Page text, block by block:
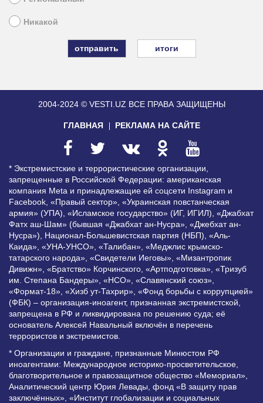
Никакой
итоги
2004-2024 © VESTI.UZ ВСЕ ПРАВА ЗАЩИЩЕНЫ
ГЛАВНАЯ РЕКЛАМА НА САЙТЕ
* Экстремистские и террористические организации,
запрещенные в Российской Федерации: американская
компания Meta и принадлежащие ей соцсети Instagram и
Facebook, «Правый сектор», «Украинская повстанческая
армия» (УПА), «Исламское государство» (ИГ, ИГИЛ), «Джабхат
Фатх аш-Шам» (бывшая «Джабхат ан-Нусра», «Джебхат ан-
Нусра»), Национал-Большевистская партия (НБП), «Аль-
Каида», «УНА-УНСО», «Талибан», «Меджлис крымско-
татарского народа», «Свидетели Иеговы», «Мизантропик
Дивижн», «Братство» Корчинского, «Артподготовка», «Тризуб
им. Степана Бандеры», «НСО», «Славянский союз»,
«Формат-18», «Хизб ут-Тахрир», «Фонд борьбы с коррупцией»
(ФБК) – организация-иноагент, признанная экстремистской,
запрещена в РФ и ликвидирована по решению суда; её
основатель Алексей Навальный включён в перечень
террористов и экстремистов.
* Организации и граждане, признанные Минюстом РФ
иноагентами: Международное историко-просветительское,
благотворительное и правозащитное общество «Мемориал»,
Аналитический центр Юрия Левады, фонд «В защиту прав
заключённых», «Институт глобализации и социальных